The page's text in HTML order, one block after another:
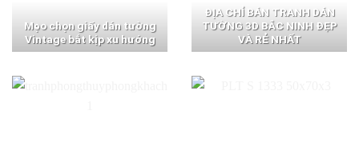
Mẹo chọn giấy dán tường
Vintage bắt kịp xu hướng
ĐỊA CHỈ BÁN TRANH DÁN
TƯỜNG 3D BẮC NINH ĐẸP
VÀ RẺ NHẤT